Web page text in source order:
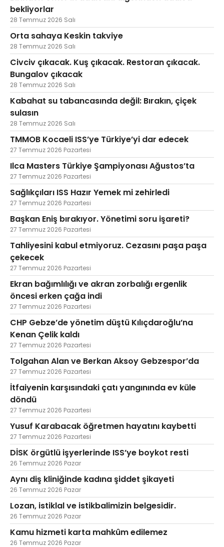
bekliyorlar
28 Temmuz 2026 Salı
Orta sahaya Keskin takviye
28 Temmuz 2026 Salı
Civciv çıkacak. Kuş çıkacak. Restoran çıkacak.
Bungalov çıkacak
28 Temmuz 2026 Salı
Kabahat su tabancasında değil: Bırakın, çiçek
sulasın
28 Temmuz 2026 Salı
TMMOB Kocaeli ISS’ye Türkiye’yi dar edecek
27 Temmuz 2026 Pazartesi
Ilca Masters Türkiye Şampiyonası Ağustos’ta
27 Temmuz 2026 Pazartesi
Sağlıkçıları ISS Hazır Yemek mi zehirledi
27 Temmuz 2026 Pazartesi
Başkan Eniş bırakıyor. Yönetimi soru işareti?
27 Temmuz 2026 Pazartesi
Tahliyesini kabul etmiyoruz. Cezasını paşa paşa
çekecek
27 Temmuz 2026 Pazartesi
Ekran bağımlılığı ve akran zorbalığı ergenlik
öncesi erken çağa indi
27 Temmuz 2026 Pazartesi
CHP Gebze’de yönetim düştü Kılıçdaroğlu’na
Kenan Çelik kaldı
27 Temmuz 2026 Pazartesi
Tolgahan Alan ve Berkan Aksoy Gebzespor’da
27 Temmuz 2026 Pazartesi
İtfaiyenin karşısındaki çatı yangınında ev küle
döndü
27 Temmuz 2026 Pazartesi
Yusuf Karabacak öğretmen hayatını kaybetti
27 Temmuz 2026 Pazartesi
DİSK örgütlü işyerlerinde ISS’ye boykot resti
26 Temmuz 2026 Pazar
Aynı diş kliniğinde kadına şiddet şikayeti
26 Temmuz 2026 Pazar
Lozan, istiklal ve istikbalimizin belgesidir.
26 Temmuz 2026 Pazar
Kamu hizmeti karta mahkûm edilemez
26 Temmuz 2026 Pazar